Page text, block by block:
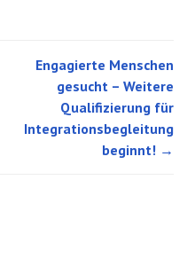
Engagierte Menschen
gesucht – Weitere
Qualifizierung für
Integrationsbegleitung
beginnt! →